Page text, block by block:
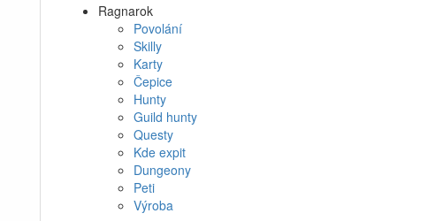
Ragnarok
Povolání
Skilly
Karty
Čepice
Hunty
Guild hunty
Questy
Kde expit
Dungeony
Peti
Výroba